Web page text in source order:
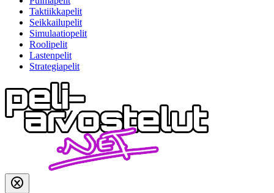
Taktiikkapelit
Seikkailupelit
Simulaatiopelit
Roolipelit
Lastenpelit
Strategiapelit